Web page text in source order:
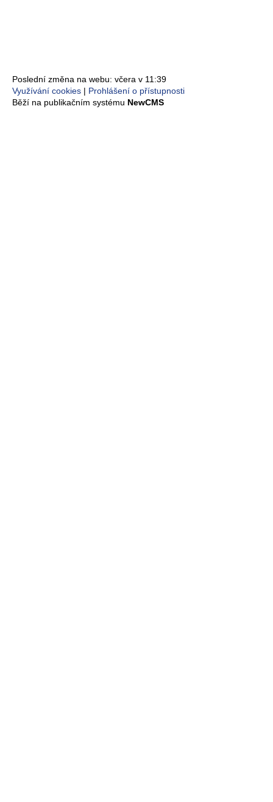
Poslední změna na webu: včera v 11:39
Využívání cookies
Prohlášení o přístupnosti
Běží na publikačním systému NewCMS